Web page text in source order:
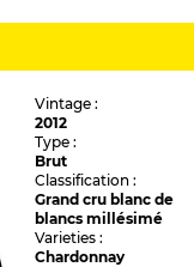
Vintage :
2012
Type :
Brut
Classification :
Grand cru blanc de
blancs millésimé
Varieties :
Chardonnay